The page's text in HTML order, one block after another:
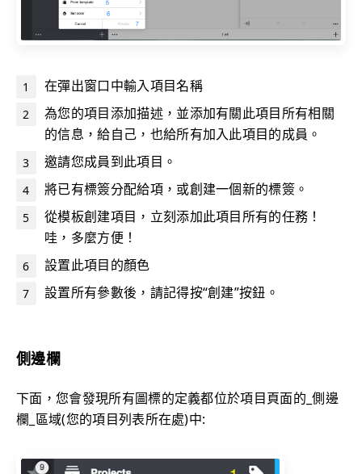
在彈出窗口中輸入項目名稱
為您的項目添加描述，並添加有關此項目所有相關
的信息，給自己，也給所有加入此項目的成員。
邀請您成員到此項目。
將已有標簽分配給項，或創建一個新的標簽。
從模板創建項目，立刻添加此項目所有的任務！
哇，多麼方便！
設置此項目的顏色
設置所有參數後，請記得按“創建”按鈕。
側邊欄
下面，您會發現所有圖標的定義都位於項目頁面的_側邊
欄_區域(您的項目列表所在處)中: